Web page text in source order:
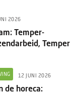
2026
Temper-
Temper
12 JUNI 2026
de horeca: